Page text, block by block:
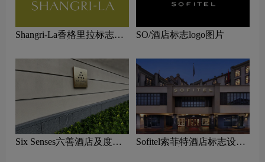
Shangri-La香格里拉标志设
SO/酒店标志logo图片
Six Senses六善酒店及度假
Sofitel索菲特酒店标志设计